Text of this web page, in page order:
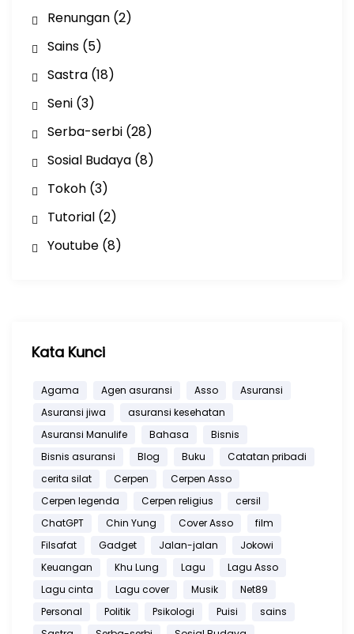
Renungan(2)
Sains(5)
Sastra(18)
Seni(3)
Serba-serbi(28)
Sosial Budaya(8)
Tokoh(3)
Tutorial(2)
Youtube(8)
Kata Kunci
Agama Agen asuransi Asso
Asuransi
Asuransi jiwa
asuransi kesehatan
Asuransi Manulife
Bahasa
Bisnis
Bisnis asuransi
Blog Buku
Catatan pribadi
cerita silat
Cerpen
Cerpen Asso
Cerpen legenda
Cerpen religius
cersil
ChatGPT
Chin Yung Cover Asso
film
Filsafat
Gadget Jalan-jalan
Jokowi
Keuangan
Khu Lung Lagu
Lagu Asso
Lagu cinta
Lagu cover Musik
Net89
Personal
Politik Psikologi Puisi
sains